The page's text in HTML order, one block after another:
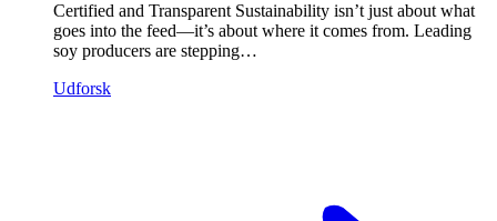
Certified and Transparent Sustainability isn’t just about what
goes into the feed—it’s about where it comes from. Leading
soy producers are stepping…
Udforsk